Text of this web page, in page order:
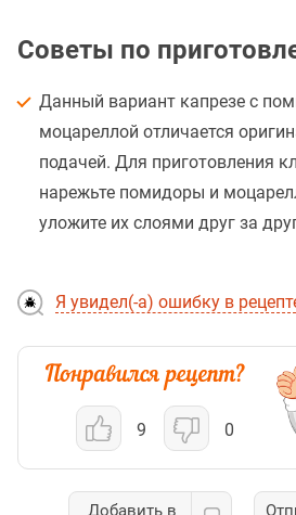
Советы по
Данный вариант капрезе с
моцареллой отличается
подачей. Для приготовления
нарежьте помидоры и
уложите их слоями друг за
Я увидел(-а) ошибку в
9 0
Добавить в